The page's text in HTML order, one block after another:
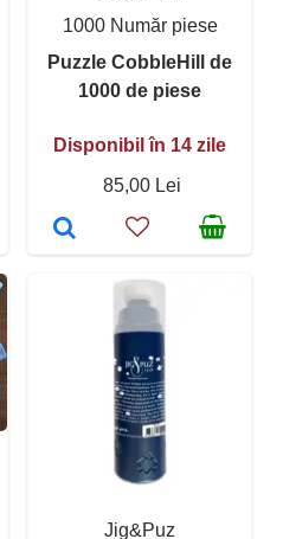
1000 Număr piese
Puzzle CobbleHill de
1000 de piese
Disponibil în 14 zile
85,00 Lei
Jig&Puz